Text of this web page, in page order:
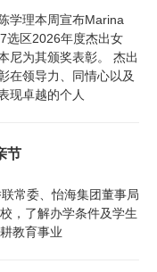
学理本周宣布Marina
选区2026年度杰出女
尼为其颁奖表彰。 杰出
在领导力、同情心以及
现卓越的个人
节
常委、怡海集团董事局
，了解办学条件及学生
教育事业